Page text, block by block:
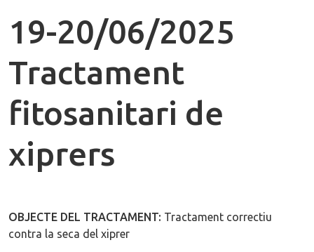
19-20/06/2025
Tractament
fitosanitari de
xiprers
OBJECTE DEL TRACTAMENT: Tractament correctiu
contra la seca del xiprer